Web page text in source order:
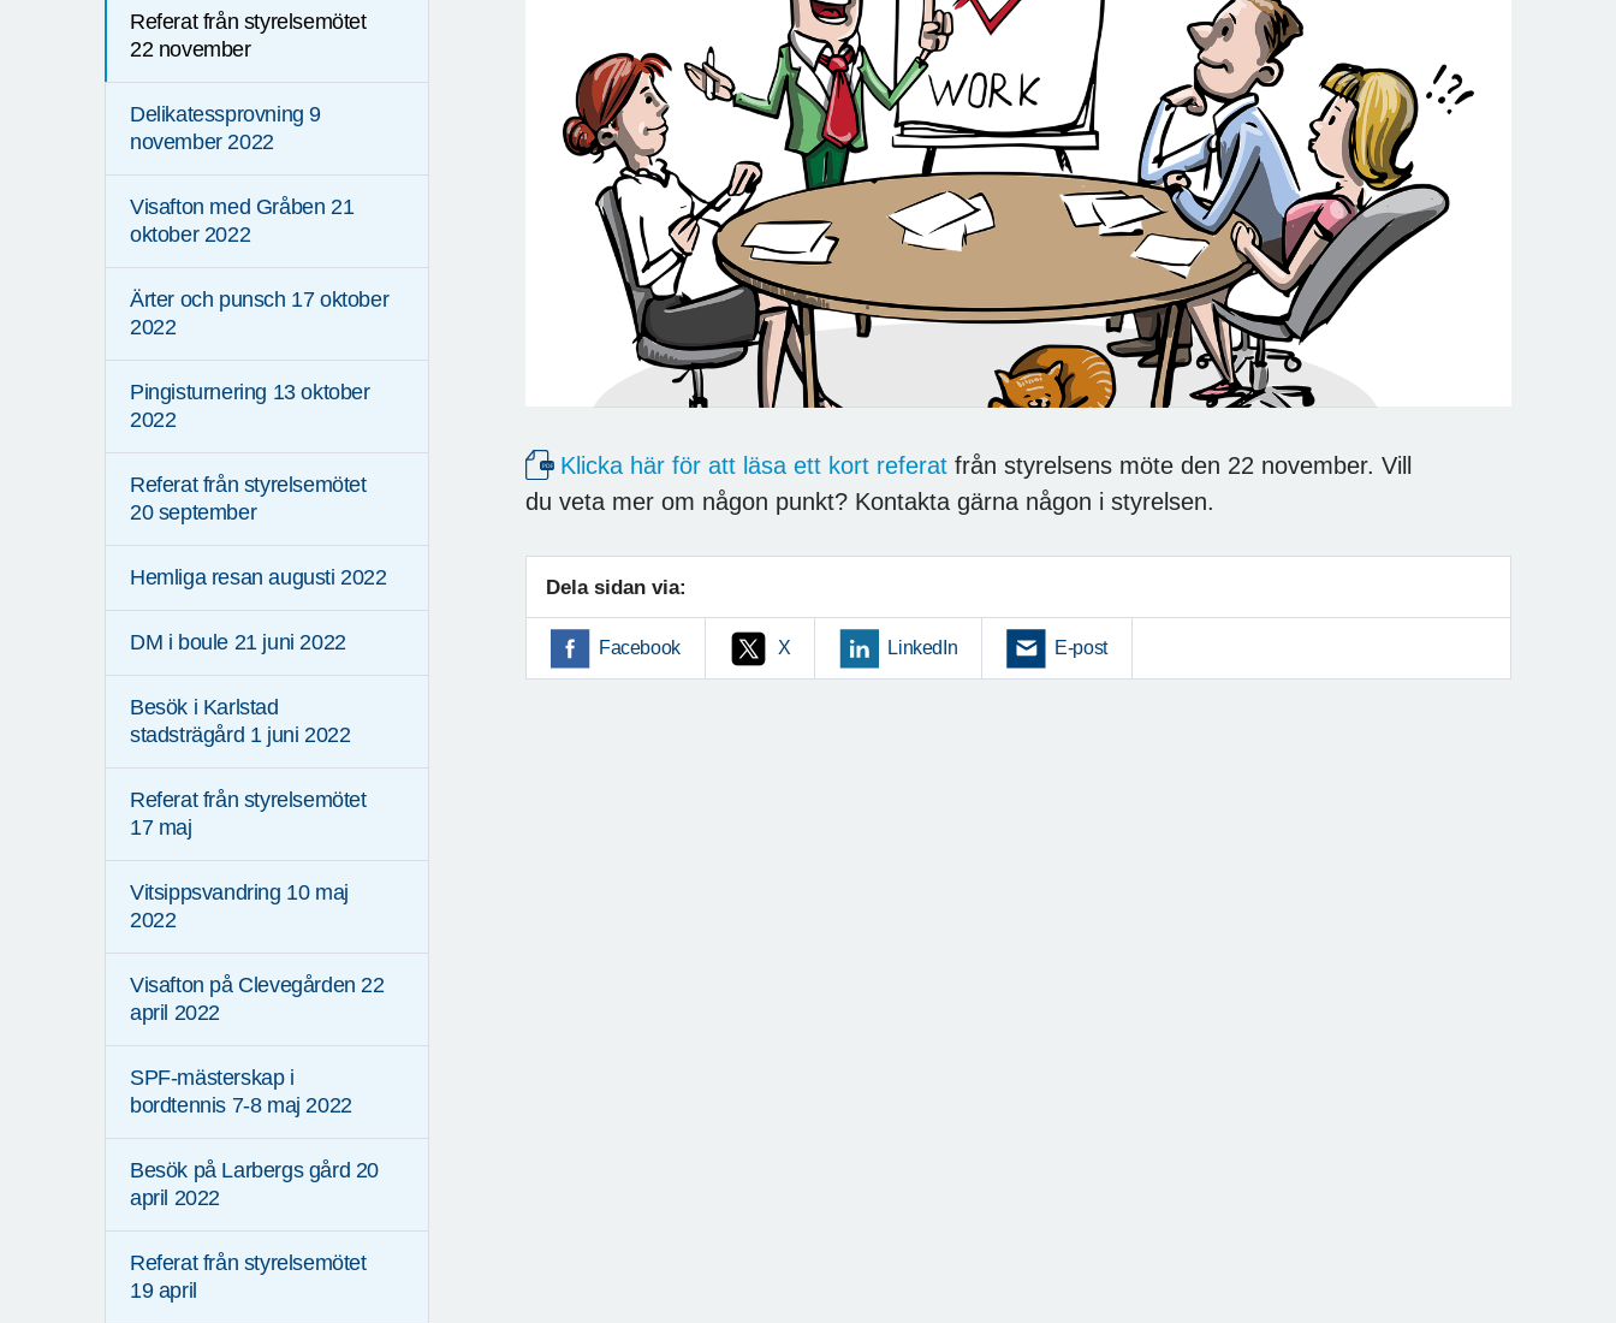
Referat från styrelsemötet
22 november
Delikatessprovning 9
november 2022
Visafton med Gråben 21
oktober 2022
Ärter och punsch 17 oktober
2022
Pingisturnering 13 oktober
2022
Referat från styrelsemötet
20 september
Hemliga resan augusti 2022
DM i boule 21 juni 2022
Besök i Karlstad
stadsträgård 1 juni 2022
Referat från styrelsemötet
17 maj
Vitsippsvandring 10 maj
2022
Visafton på Clevegården 22
april 2022
SPF-mästerskap i
bordtennis 7-8 maj 2022
Besök på Larbergs gård 20
april 2022
Referat från styrelsemötet
19 april
Klicka här för att läsa ett kort referat från styrelsens möte den 22 november. Vill
du veta mer om någon punkt? Kontakta gärna någon i styrelsen.
Dela sidan via:
Facebook X LinkedIn E-post